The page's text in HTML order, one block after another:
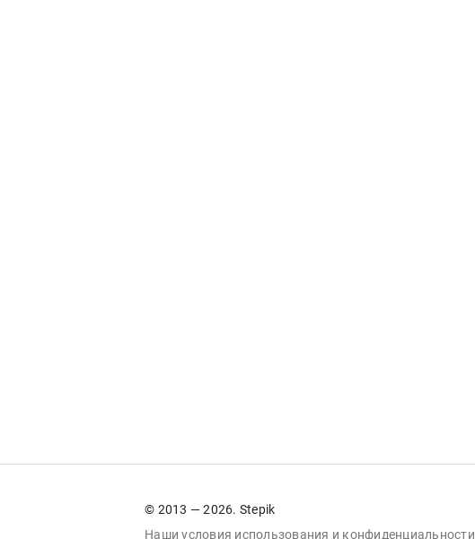
© 2013 — 2026. Stepik
Наши условия использования и конфиденциальности